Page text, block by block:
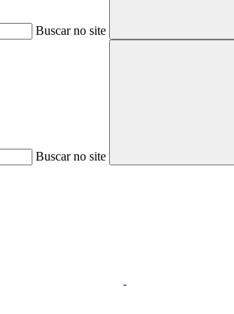
Buscar no site
Buscar no site